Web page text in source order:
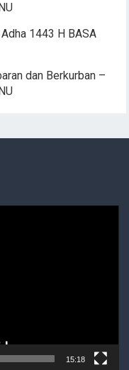
1443 H BASA
dan Berkurban –
15:18